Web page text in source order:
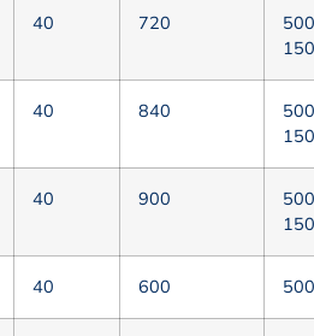
40 720
150
40 840
150
40 900
150
40 600